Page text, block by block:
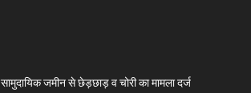
सामुदायिक जमीन से छेड़छाड़ व चोरी का मामला दर्ज